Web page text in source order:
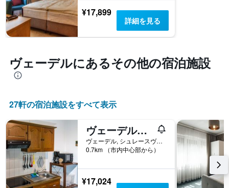
均
料
を
し
て
い
す
1​
本
は、
曜
を
表
し
ま
表
の
Y
軸
1​
本
は、
¥17,899
詳細を見る
ヴェーデル​にあるその他の宿泊施設
27​軒の宿泊施設をすべて表示
ヴェーデル（ハンブルク）の中心部にある美しいアパート
ヴェーデル, シュレースヴィヒ＝ホルシュタイン, ドイツ
0.7km （市内中心部から）
¥17,024